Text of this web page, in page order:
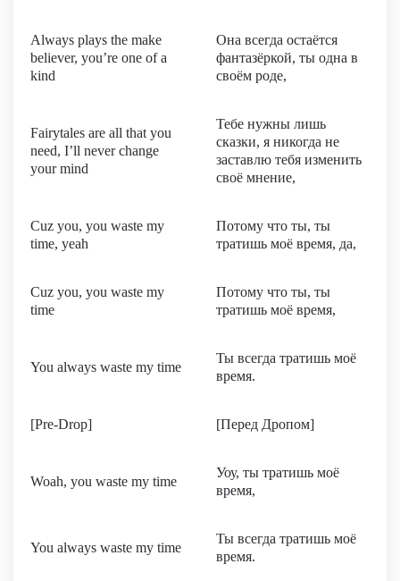
Always plays the make
believer, you’re one of a
kind
Она всегда остаётся
фантазёркой, ты одна в
своём роде,
Fairytales are all that you
need, I’ll never change
your mind
Тебе нужны лишь
сказки, я никогда не
заставлю тебя изменить
своё мнение,
Cuz you, you waste my
time, yeah
Потому что ты, ты
тратишь моё время, да,
Cuz you, you waste my
time
Потому что ты, ты
тратишь моё время,
You always waste my time
Ты всегда тратишь моё
время.
[Pre-Drop] [Перед Дропом]
Woah, you waste my time
Уоу, ты тратишь моё
время,
You always waste my time
Ты всегда тратишь моё
время.